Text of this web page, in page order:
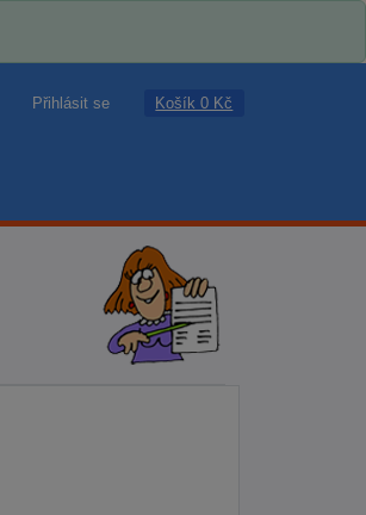
Přihlásit se Košík 0 Kč